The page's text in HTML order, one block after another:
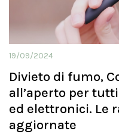
19/09/2024
Divieto di fumo,
all’aperto per
ed elettronici. Le
aggiornate